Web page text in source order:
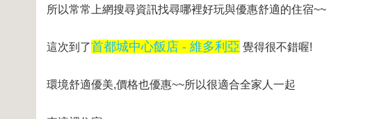
所以常常上網搜尋資訊找尋哪裡好玩與優惠舒適的住宿~~
這次到了首都城中心飯店 - 維多利亞 覺得很不錯喔!
環境舒適優美,價格也優惠~~所以很適合全家人一起